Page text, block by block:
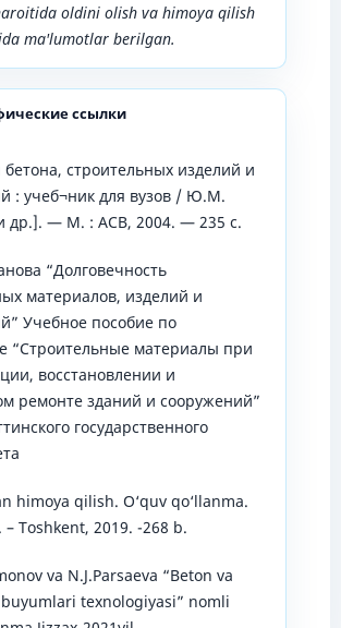
oldini olish va himoya qilish
ma'lumotlar berilgan.
ссылки
бетона, строительных изделий и
: учеб¬ник для вузов / Ю.М.
др.]. — М. : АСВ, 2004. — 235 с.
“Долговечность
материалов, изделий и
Учебное пособие по
“Строительные материалы при
восстановлении и
ремонте зданий и сооружений”
государственного
himoya qilish. O‘quv qo‘llanma.
– Toshkent, 2019. -268 b.
va N.J.Parsaeva “Beton va
texnologiyasi” nomli